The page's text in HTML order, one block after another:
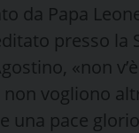
da Papa
presso la
«non
vogliono
una pace